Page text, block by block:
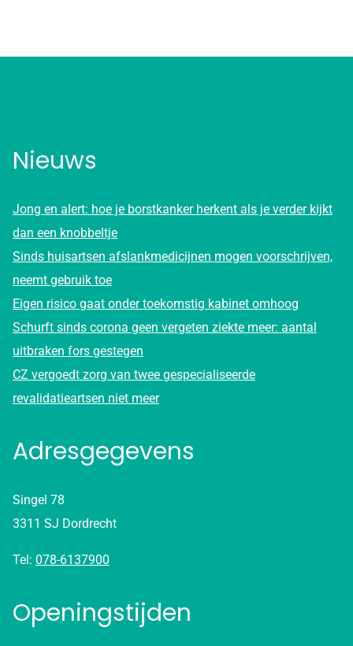
Nieuws
Jong en alert: hoe je borstkanker herkent als je verder kijkt
dan een knobbeltje
Sinds huisartsen afslankmedicijnen mogen voorschrijven,
neemt gebruik toe
Eigen risico gaat onder toekomstig kabinet omhoog
Schurft sinds corona geen vergeten ziekte meer: aantal
uitbraken fors gestegen
CZ vergoedt zorg van twee gespecialiseerde
revalidatieartsen niet meer
Adresgegevens
Singel 78
3311 SJ Dordrecht
Tel: 078-6137900
Openingstijden